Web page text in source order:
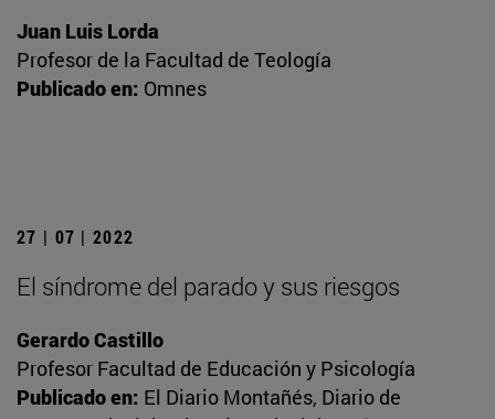
Juan Luis Lorda
Profesor de la Facultad de Teología
Publicado en: Omnes
27 | 07 | 2022
El síndrome del parado y sus riesgos
Gerardo Castillo
Profesor Facultad de Educación y Psicología
Publicado en: El Diario Montañés, Diario de